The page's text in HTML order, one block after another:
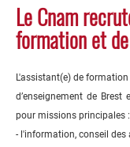
Le Cnam
formation et
L'assistant(e) de
d’enseignement de
pour missions principales :
- l'information, conseil des